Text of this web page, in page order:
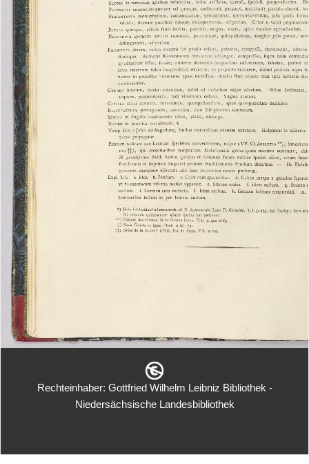
Rechteinhaber: Gottfried Wilhelm Leibniz Bibliothek -
Niedersächsische Landesbibliothek